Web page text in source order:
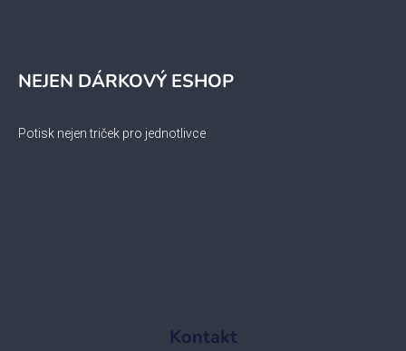
NEJEN DÁRKOVÝ ESHOP
Potisk nejen triček pro jednotlivce
Kontakt